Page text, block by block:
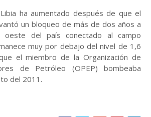
ha aumentado después de que el
un bloqueo de más de dos años a
oeste del país conectado al campo
muy por debajo del nivel de 1,6
el miembro de la Organización de
de Petróleo (OPEP) bombeaba
del 2011.